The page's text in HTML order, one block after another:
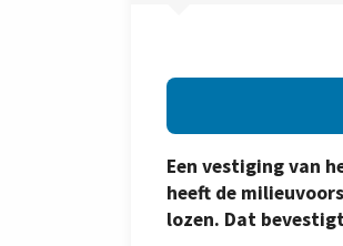
Een vestiging van
heeft de
lozen. Dat